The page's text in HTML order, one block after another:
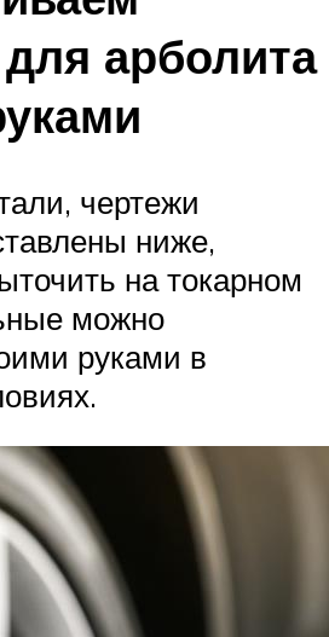
арболита
чертежи
ниже,
на токарном
можно
руками в